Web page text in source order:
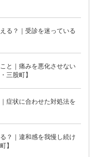
る？｜受診を迷っている
と｜痛みを悪化させない
三股町】
症状に合わせた対処法を
？｜違和感を我慢し続け
】